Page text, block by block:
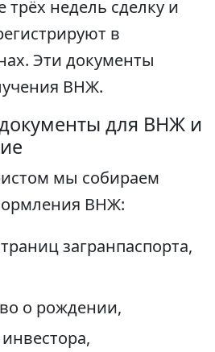
трёх недель сделку и
в
Эти документы
ВНЖ.
для ВНЖ и
мы собираем
ВНЖ:
загранпаспорта,
о рождении,